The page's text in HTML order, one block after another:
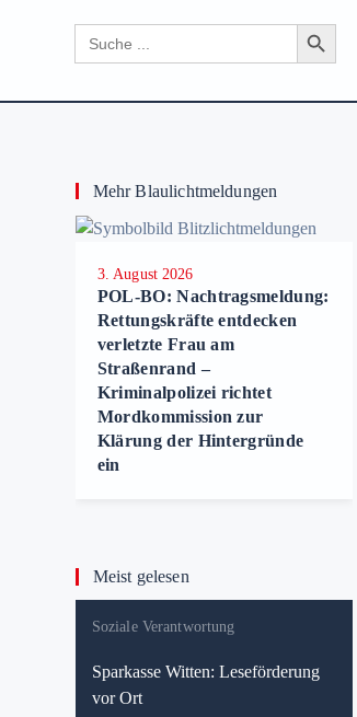
Search
for:
Search Button
Mehr Blaulichtmeldungen
3. August 2026
POL-BO: Nachtragsmeldung:
Rettungskräfte entdecken
verletzte Frau am
Straßenrand –
Kriminalpolizei richtet
Mordkommission zur
Klärung der Hintergründe
ein
Meist gelesen
Soziale Verantwortung
Sparkasse Witten: Leseförderung
vor Ort